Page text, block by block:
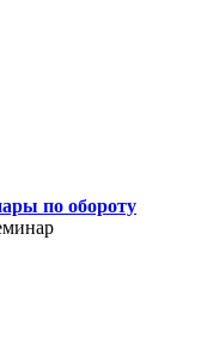
по обороту